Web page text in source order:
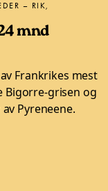
– RIK,
mnd
Frankrikes mest
Bigorre-grisen og
Pyreneene.